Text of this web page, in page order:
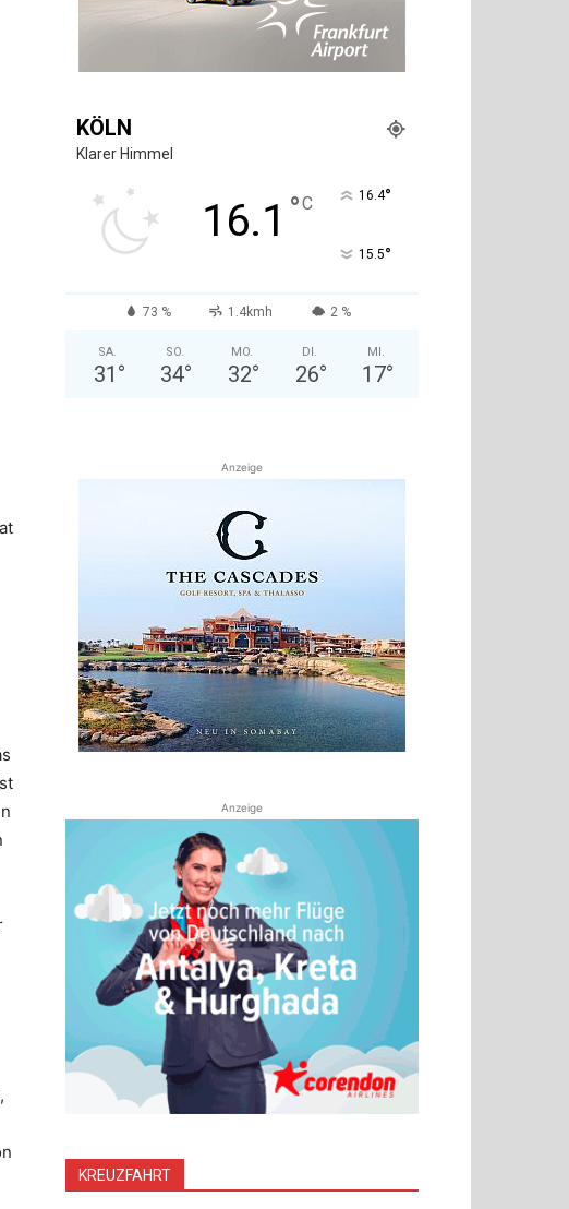
KÖLN
Klarer Himmel
16.1 °C 16.4°
15.5°
73 % 1.4kmh 2 %
SA.
31 °
SO.
34°
MO.
32°
DI.
26°
MI.
17°
Anzeige
Anzeige
KREUZFAHRT